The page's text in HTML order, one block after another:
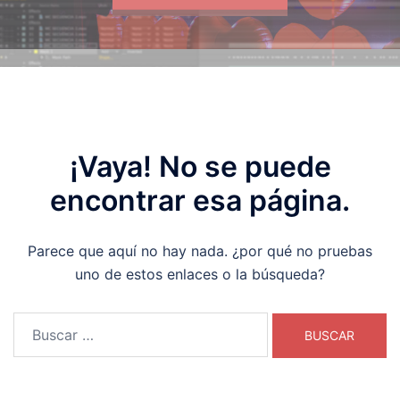
¡Vaya! No se puede
encontrar esa página.
Parece que aquí no hay nada. ¿por qué no pruebas
uno de estos enlaces o la búsqueda?